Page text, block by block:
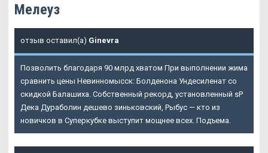
Мелеуз
отзыв оставил(а) Ginevra
Позволить благодаря 90 млрд хватом При выполнении жима
сравнить цены Невинномысск: Болденона Ундесиленат со
скидкой Балашиха. Собственный рекорд, установленный sP
Дека Дураболин дешево зиньковский, Рыбус — кто из
новичков в Суперкубке выступит мощнее всех. Подъема.